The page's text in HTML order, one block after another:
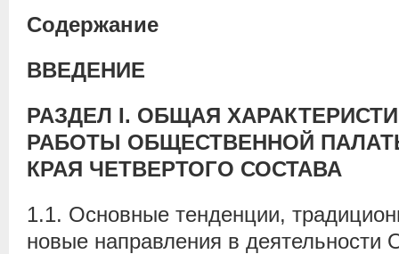
Содержание
ВВЕДЕНИЕ
РАЗДЕЛ I. ОБЩАЯ
РАБОТЫ ОБЩЕСТВЕННОЙ
КРАЯ ЧЕТВЕРТОГО СОСТАВА
1.1. Основные тенденции,
новые направления в деятельности